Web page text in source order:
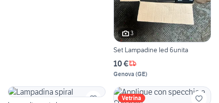
3
Set Lampadine led 6unita
10 €
Genova (GE)
Vetrina